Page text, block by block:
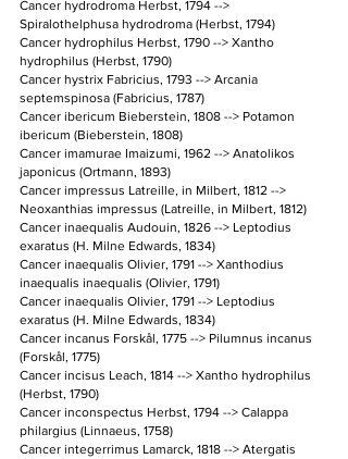
Cancer hydrodroma Herbst, 1794 -->
Spiralothelphusa hydrodroma (Herbst, 1794)
Cancer hydrophilus Herbst, 1790 --> Xantho
hydrophilus (Herbst, 1790)
Cancer hystrix Fabricius, 1793 --> Arcania
septemspinosa (Fabricius, 1787)
Cancer ibericum Bieberstein, 1808 --> Potamon
ibericum (Bieberstein, 1808)
Cancer imamurae Imaizumi, 1962 --> Anatolikos
japonicus (Ortmann, 1893)
Cancer impressus Latreille, in Milbert, 1812 -->
Neoxanthias impressus (Latreille, in Milbert, 1812)
Cancer inaequalis Audouin, 1826 --> Leptodius
exaratus (H. Milne Edwards, 1834)
Cancer inaequalis Olivier, 1791 --> Xanthodius
inaequalis inaequalis (Olivier, 1791)
Cancer inaequalis Olivier, 1791 --> Leptodius
exaratus (H. Milne Edwards, 1834)
Cancer incanus Forskål, 1775 --> Pilumnus incanus
(Forskål, 1775)
Cancer incisus Leach, 1814 --> Xantho hydrophilus
(Herbst, 1790)
Cancer inconspectus Herbst, 1794 --> Calappa
philargius (Linnaeus, 1758)
Cancer integerrimus Lamarck, 1818 --> Atergatis